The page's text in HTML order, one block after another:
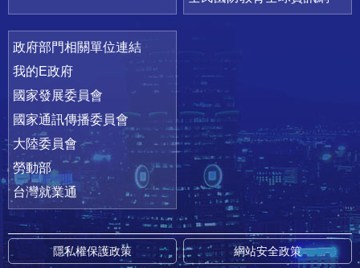
政府部門相關單位連結
我的E政府
國家發展委員會
國家通訊傳播委員會
大陸委員會
勞動部
台灣就業通
隱私權保護政策 網站安全政策